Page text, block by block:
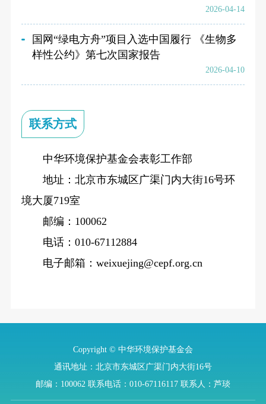
2026-04-14
国网“绿电方舟”项目入选中国履行 《生物多
样性公约》第七次国家报告
2026-04-10
联系方式
中华环境保护基金会表彰工作部
地址：北京市东城区广渠门内大街16号环
境大厦719室
邮编：100062
电话：010-67112884
电子邮箱：weixuejing@cepf.org.cn
Copyright © 中华环境保护基金会
通讯地址：北京市东城区广渠门内大街16号
邮编：100062 联系电话：010-67116117 联系人：芦琰